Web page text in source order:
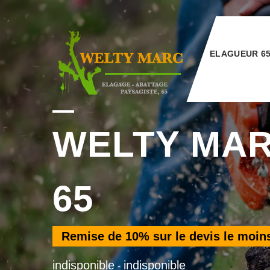
ELAGUEUR 65
WELTY
65
Remise de 10% sur le devis le
indisponible - indisponible